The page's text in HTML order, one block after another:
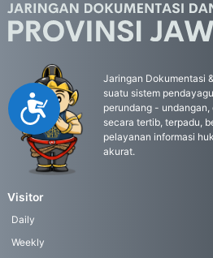
Accessibility
Jaringan Dokumentasi
suatu sistem
perundang -
secara tertib, terpadu,
pelayanan informasi
akurat.
Visitor
Daily
Weekly